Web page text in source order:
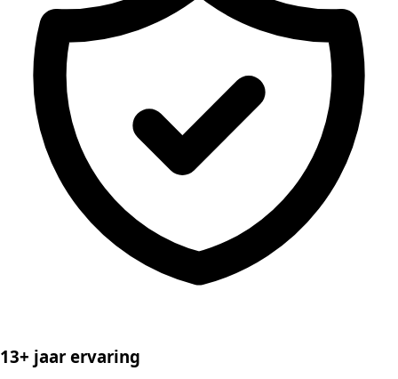
13+ jaar ervaring